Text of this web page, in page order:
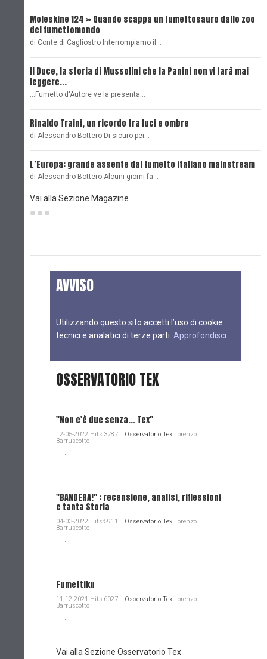
Moleskine 124 » Quando scappa un fumettosauro dallo zoo
del fumettomondo
di Conte di Cagliostro Interrompiamo il…
Il Duce, la storia di Mussolini che la Panini non vi farà mai
leggere...
...Fumetto d'Autore ve la presenta…
Rinaldo Traini, un ricordo tra luci e ombre
di Alessandro Bottero Di sicuro per…
L’Europa: grande assente dal fumetto italiano mainstream
di Alessandro Bottero Alcuni giorni fa…
Vai alla Sezione Magazine
AVVISO
Utilizzando questo sito accetti l’uso di cookie
tecnici e analatici di terze parti. Approfondisci
OSSERVATORIO TEX
"Non c'è due senza... Tex"
12-05-2022 Hits:3787 Osservatorio Tex Lorenzo
Barruscotto
"BANDERA!" : recensione, analisi, riflessioni
e tanta Storia
04-03-2022 Hits:5911 Osservatorio Tex Lorenzo
Barruscotto
Fumettiku
11-12-2021 Hits:6027 Osservatorio Tex Lorenzo
Barruscotto
Vai alla Sezione Osservatorio Tex